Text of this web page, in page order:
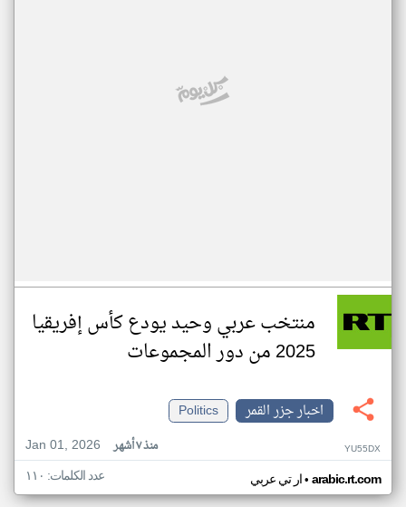
منتخب عربي وحيد يودع كأس إفريقيا
2025 من دور المجموعات
اخبار جزر القمر
Politics
Jan 01, 2026
منذ ٧ أشهر YU55DX
ار تي عربي• arabic.rt.com عدد الكلمات: ١١٠